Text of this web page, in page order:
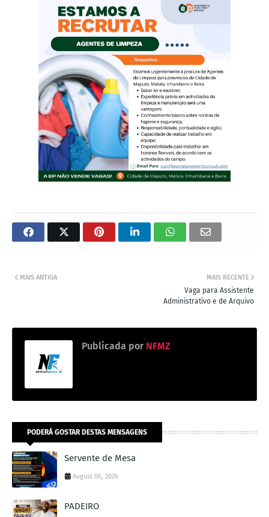
MAIS RECENTE
Vaga para Assistente
Administrativo e de Arquivo
MAIS ANTIGA
Publicada por NFMZ
PODERÁ GOSTAR DESTAS MENSAGENS
Servente de Mesa
August 06, 2026
PADEIRO